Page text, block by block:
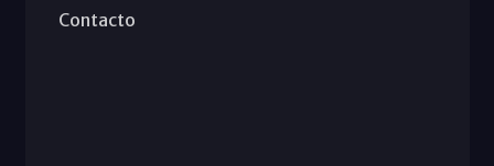
Contacto